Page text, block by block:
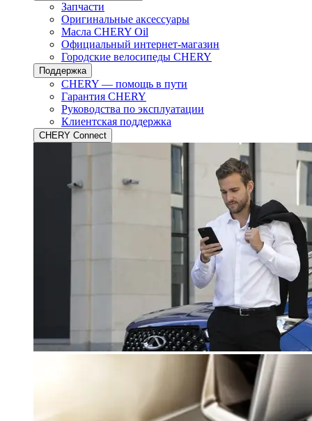
Запчасти
Оригинальные аксессуары
Масла CHERY Oil
Официальный интернет-магазин
Городские велосипеды CHERY
Поддержка
CHERY — помощь в пути
Гарантия CHERY
Руководства по эксплуатации
Клиентская поддержка
CHERY Connect